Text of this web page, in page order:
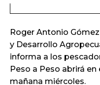
Roger Antonio
y Desarrollo
informa a los
Peso a Peso abrirá
mañana miércoles.